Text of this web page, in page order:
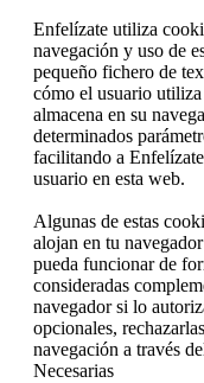
Enfelízate utiliza
navegación y uso de
pequeño fichero de
cómo el usuario
almacena en su
determinados
facilitando a
usuario en esta web.
Algunas de estas
alojan en tu
pueda funcionar de
consideradas
navegador si lo
opcionales,
navegación a través
Necesarias